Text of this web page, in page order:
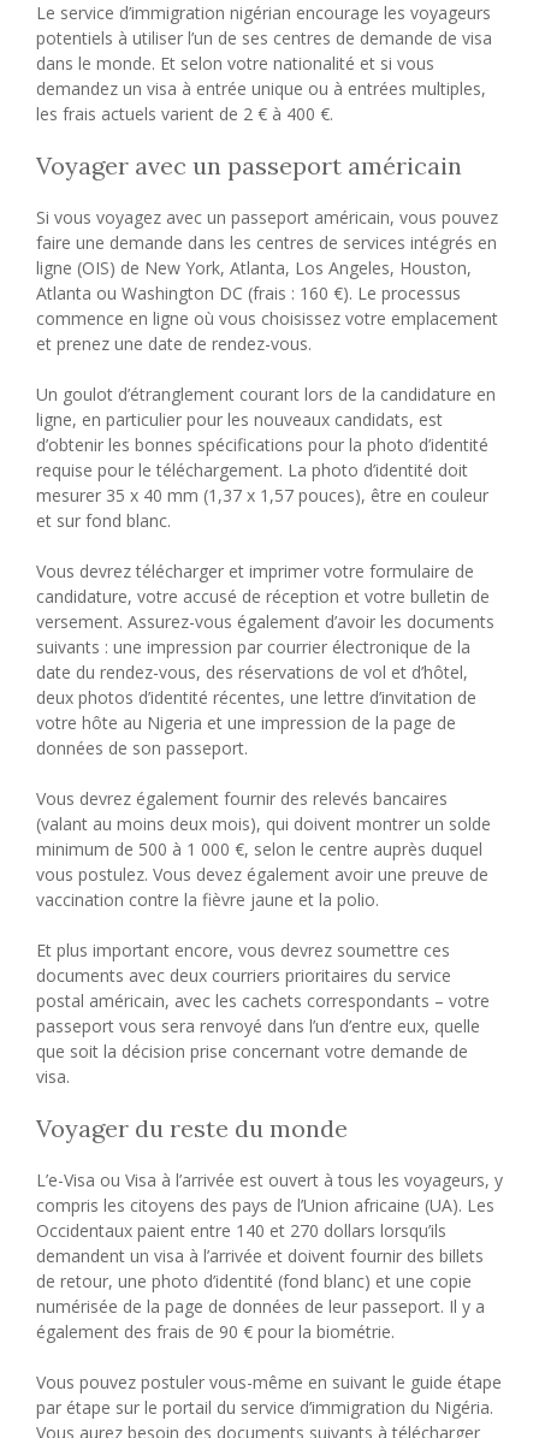
Le service d’immigration nigérian encourage les voyageurs
potentiels à utiliser l’un de ses centres de demande de visa
dans le monde. Et selon votre nationalité et si vous
demandez un visa à entrée unique ou à entrées multiples,
les frais actuels varient de 2 € à 400 €.
Voyager avec un passeport américain
Si vous voyagez avec un passeport américain, vous pouvez
faire une demande dans les centres de services intégrés en
ligne (OIS) de New York, Atlanta, Los Angeles, Houston,
Atlanta ou Washington DC (frais : 160 €). Le processus
commence en ligne où vous choisissez votre emplacement
et prenez une date de rendez-vous.
Un goulot d’étranglement courant lors de la candidature en
ligne, en particulier pour les nouveaux candidats, est
d’obtenir les bonnes spécifications pour la photo d’identité
requise pour le téléchargement. La photo d’identité doit
mesurer 35 x 40 mm (1,37 x 1,57 pouces), être en couleur
et sur fond blanc.
Vous devrez télécharger et imprimer votre formulaire de
candidature, votre accusé de réception et votre bulletin de
versement. Assurez-vous également d’avoir les documents
suivants : une impression par courrier électronique de la
date du rendez-vous, des réservations de vol et d’hôtel,
deux photos d’identité récentes, une lettre d’invitation de
votre hôte au Nigeria et une impression de la page de
données de son passeport.
Vous devrez également fournir des relevés bancaires
(valant au moins deux mois), qui doivent montrer un solde
minimum de 500 à 1 000 €, selon le centre auprès duquel
vous postulez. Vous devez également avoir une preuve de
vaccination contre la fièvre jaune et la polio.
Et plus important encore, vous devrez soumettre ces
documents avec deux courriers prioritaires du service
postal américain, avec les cachets correspondants – votre
passeport vous sera renvoyé dans l’un d’entre eux, quelle
que soit la décision prise concernant votre demande de
visa.
Voyager du reste du monde
L’e-Visa ou Visa à l’arrivée est ouvert à tous les voyageurs, y
compris les citoyens des pays de l’Union africaine (UA). Les
Occidentaux paient entre 140 et 270 dollars lorsqu’ils
demandent un visa à l’arrivée et doivent fournir des billets
de retour, une photo d’identité (fond blanc) et une copie
numérisée de la page de données de leur passeport. Il y a
également des frais de 90 € pour la biométrie.
Vous pouvez postuler vous-même en suivant le guide étape
par étape sur le portail du service d’immigration du Nigéria.
Vous aurez besoin des documents suivants à télécharger